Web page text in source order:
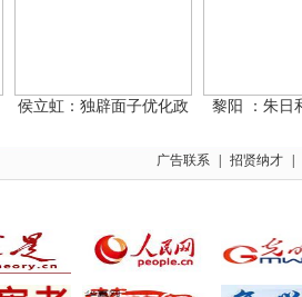
侯立虹：独辟面子优化政 黎阳 ：朱日和
广告联系 招贤纳才